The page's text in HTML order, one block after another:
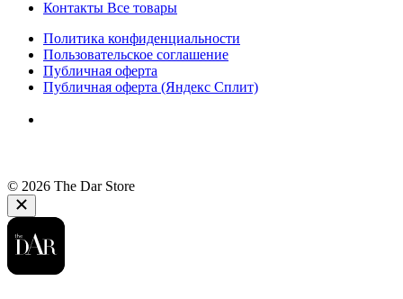
Контакты Все товары
Политика конфиденциальности
Пользовательское соглашение
Публичная оферта
Публичная оферта (Яндекс Сплит)
© 2026 The Dar Store